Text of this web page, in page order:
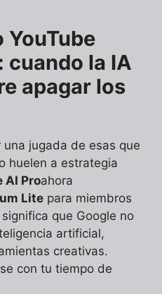
YouTube
cuando la IA
apagar los
jugada de esas que
huelen a estrategia
AI Proahora
Lite para miembros
que Google no
artificial,
creativas.
con tu tiempo de